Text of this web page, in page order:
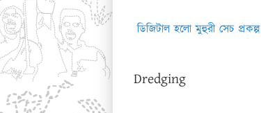
ডিজিটাল হলো মুহুরী সেচ প্রকল্প
Dredging